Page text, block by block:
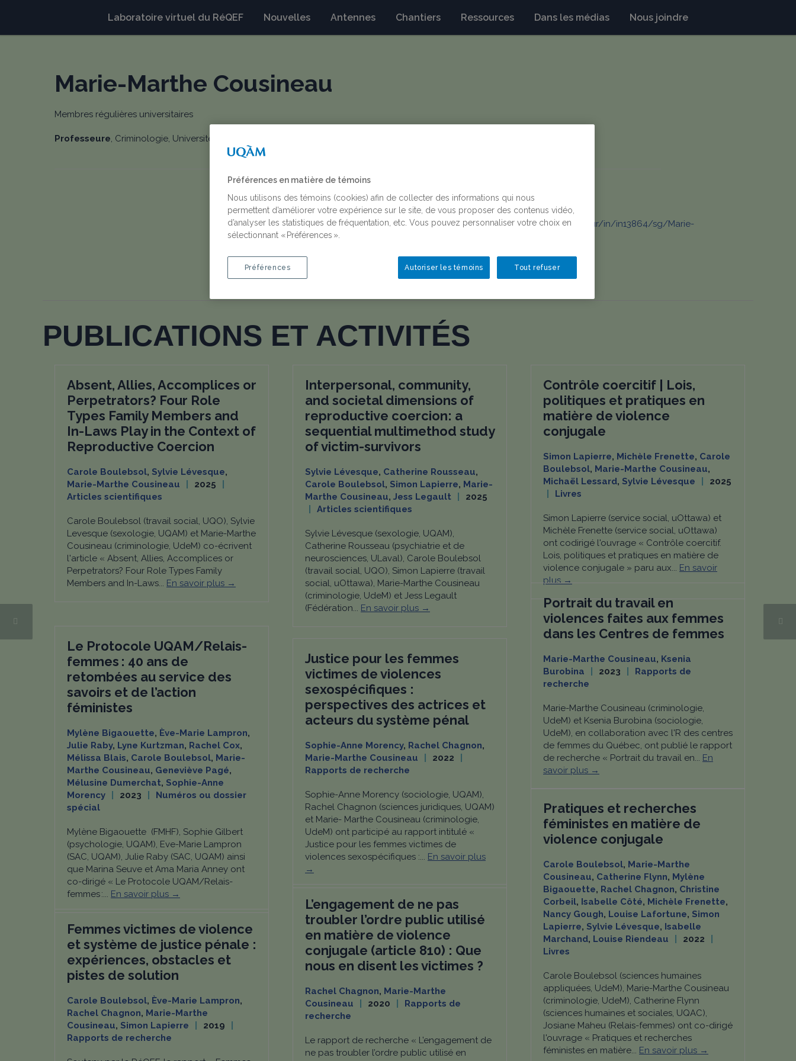
Laboratoire virtuel du RéQEF Nouvelles Antennes Chantiers Ressources Dans les médias Nous joindre
Marie-Marthe Cousineau
Membres régulières universitaires
Professeure, Criminologie, Université de Montréal
Membres régulières universitaires
https://crim.umontreal.ca/repertoire-departement/professeurs/professeur/in/in13864/sg/Marie-
Marthe%20Cousineau/
PUBLICATIONS ET ACTIVITÉS
Absent, Allies, Accomplices or
Perpetrators? Four Role
Types Family Members and
In-Laws Play in the Context of
Reproductive Coercion
Carole Boulebsol, Sylvie Lévesque,
Marie-Marthe Cousineau
2025
Articles scientifiques
Carole Boulebsol (travail social, UQO), Sylvie
Levesque (sexologie, UQAM) et Marie-Marthe
Cousineau (criminologie, UdeM) co-écrivent
l'article « Absent, Allies, Accomplices or
Perpetrators? Four Role Types Family
Members and In-Laws... En savoir plus →
Interpersonal, community,
and societal dimensions of
reproductive coercion: a
sequential multimethod study
of victim-survivors
Sylvie Lévesque, Catherine Rousseau,
Carole Boulebsol, Simon Lapierre, Marie-
Marthe Cousineau, Jess Legault
2025
Articles scientifiques
Sylvie Lévesque (sexologie, UQAM),
Catherine Rousseau (psychiatrie et de
neurosciences, ULaval), Carole Boulebsol
(travail social, UQO), Simon Lapierre (travail
social, uOttawa), Marie-Marthe Cousineau
(criminologie, UdeM) et Jess Legault
(Fédération... En savoir plus →
Contrôle coercitif | Lois,
politiques et pratiques en
matière de violence
conjugale
Simon Lapierre, Michèle Frenette, Carole
Boulebsol, Marie-Marthe Cousineau,
Michaël Lessard, Sylvie Lévesque
2025
Livres
Simon Lapierre (service social, uOttawa) et
Michèle Frenette (service social, uOttawa)
ont codirigé l'ouvrage « Contrôle coercitif.
Lois, politiques et pratiques en matière de
violence conjugale » paru aux... En savoir
plus →
Portrait du travail en
violences faites aux femmes
dans les Centres de femmes
Marie-Marthe Cousineau, Ksenia
Burobina
2023
Rapports de
recherche
Marie-Marthe Cousineau (criminologie,
UdeM) et Ksenia Burobina (sociologie,
UdeM), en collaboration avec l'R des centres
de femmes du Québec, ont publié le rapport
de recherche « Portrait du travail en... En
savoir plus →
Le Protocole UQAM/Relais-
femmes : 40 ans de
retombées au service des
savoirs et de l’action
féministes
Mylène Bigaouette, Ève-Marie Lampron,
Julie Raby, Lyne Kurtzman, Rachel Cox,
Mélissa Blais, Carole Boulebsol, Marie-
Marthe Cousineau, Geneviève Pagé,
Mélusine Dumerchat, Sophie-Anne
Morency
2023
Numéros ou dossier
spécial
Mylène Bigaouette (FMHF), Sophie Gilbert
(psychologie, UQAM), Eve-Marie Lampron
(SAC, UQAM), Julie Raby (SAC, UQAM) ainsi
que Marina Seuve et Ama Maria Anney ont
co-dirigé « Le Protocole UQAM/Relais-
femmes :... En savoir plus →
Justice pour les femmes
victimes de violences
sexospécifiques :
perspectives des actrices et
acteurs du système pénal
Sophie-Anne Morency, Rachel Chagnon,
Marie-Marthe Cousineau
2022
Rapports de recherche
Sophie-Anne Morency (sociologie, UQAM),
Rachel Chagnon (sciences juridiques, UQAM)
et Marie- Marthe Cousineau (criminologie,
UdeM) ont participé au rapport intitulé «
Justice pour les femmes victimes de
violences sexospécifiques :... En savoir plus
→
Pratiques et recherches
féministes en matière de
violence conjugale
Carole Boulebsol, Marie-Marthe
Cousineau, Catherine Flynn, Mylène
Bigaouette, Rachel Chagnon, Christine
Corbeil, Isabelle Côté, Michèle Frenette,
Nancy Gough, Louise Lafortune, Simon
Lapierre, Sylvie Lévesque, Isabelle
Marchand, Louise Riendeau
2022
Livres
Carole Boulebsol (sciences humaines
appliquées, UdeM), Marie-Marthe Cousineau
(criminologie, UdeM), Catherine Flynn
(sciences humaines et sociales, UQAC),
Josiane Maheu (Relais-femmes) ont co-dirigé
l'ouvrage « Pratiques et recherches
féministes en matière... En savoir plus →
L’engagement de ne pas
troubler l’ordre public utilisé
en matière de violence
conjugale (article 810) : Que
nous en disent les victimes ?
Rachel Chagnon, Marie-Marthe
Cousineau
2020
Rapports de
recherche
Le rapport de recherche « L’engagement de
ne pas troubler l’ordre public utilisé en
Femmes victimes de violence
et système de justice pénale :
expériences, obstacles et
pistes de solution
Carole Boulebsol, Ève-Marie Lampron,
Rachel Chagnon, Marie-Marthe
Cousineau, Simon Lapierre
2019
Rapports de recherche
Préférences en matière de témoins
Nous utilisons des témoins (cookies) afin de collecter des informations qui nous
permettent d’améliorer votre expérience sur le site, de vous proposer des contenus vidéo,
d’analyser les statistiques de fréquentation, etc. Vous pouvez personnaliser votre choix en
sélectionnant « Préférences ».
Tout refuser
Autoriser les témoins
Préférences